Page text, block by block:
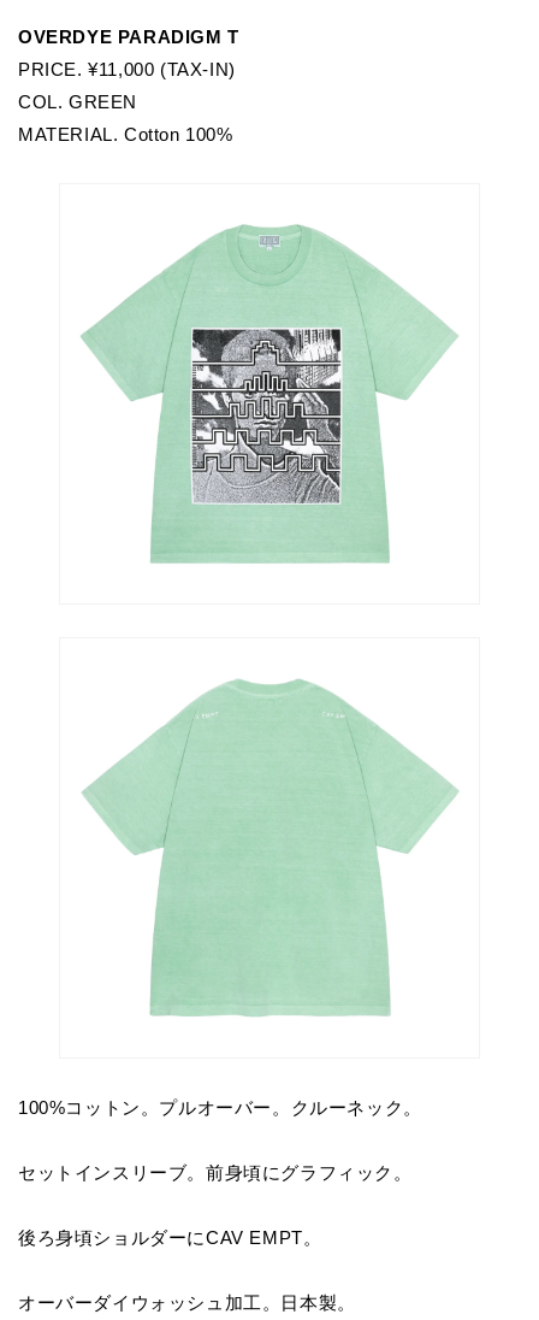
OVERDYE PARADIGM T
PRICE. ¥11,000 (TAX-IN)
COL. GREEN
MATERIAL. Cotton 100%
100%コットン。プルオーバー。クルーネック。
セットインスリーブ。前身頃にグラフィック。
後ろ身頃ショルダーにCAV EMPT。
オーバーダイウォッシュ加工。日本製。